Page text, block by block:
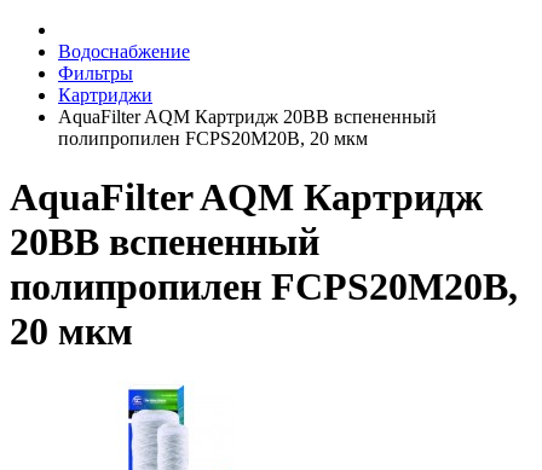
Водоснабжение
Фильтры
Картриджи
AquaFilter AQM Картридж 20ВВ вспененный
полипропилен FCPS20M20B, 20 мкм
AquaFilter AQM Картридж
20ВВ вспененный
полипропилен FCPS20M20B,
20 мкм